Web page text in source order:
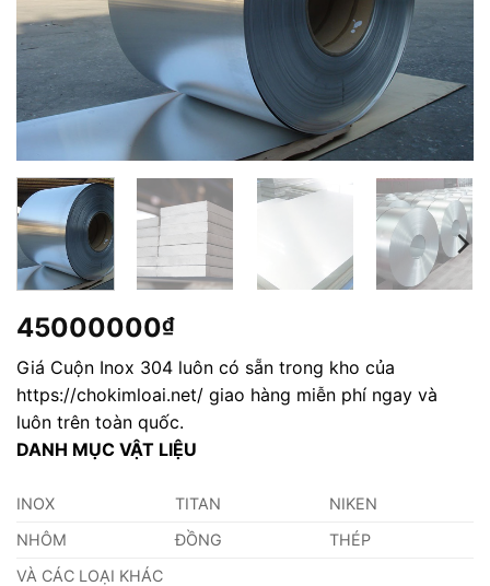
45000000₫
Giá Cuộn Inox 304 luôn có sẵn trong kho của
https://chokimloai.net/ giao hàng miễn phí ngay và
luôn trên toàn quốc.
DANH MỤC VẬT LIỆU
INOX TITAN
NIKEN
NHÔM
ĐỒNG
THÉP
VÀ CÁC LOẠI KHÁC